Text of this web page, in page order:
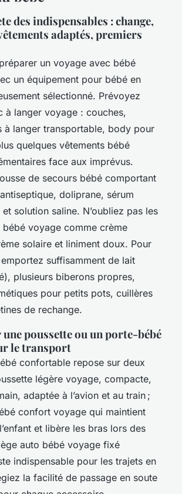
des indispensables : change,
adaptés, premiers
un voyage avec bébé
un équipement pour bébé en
sélectionné. Prévoyez
à langer voyage : couches,
à langer transportable, body pour
quelques vêtements bébé
face aux imprévus.
de secours bébé comportant
doliprane, sérum
solution saline. N’oubliez pas les
voyage comme crème
solaire et liniment doux. Pour
emportez suffisamment de lait
plusieurs biberons propres,
pour petits pots, cuillères
de rechange.
poussette ou un porte-bébé
le transport
confortable repose sur deux
légère voyage, compacte,
adaptée à l’avion et au train ;
confort voyage qui maintient
et libère les bras lors des
auto bébé voyage fixé
indispensable pour les trajets en
la facilité de passage en soute